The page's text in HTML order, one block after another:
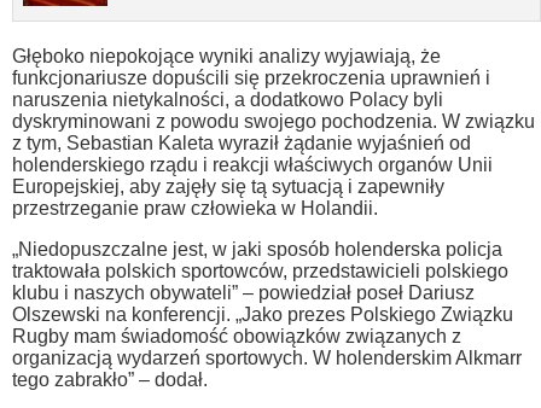
Głęboko niepokojące wyniki analizy wyjawiają, że
funkcjonariusze dopuścili się przekroczenia uprawnień i
naruszenia nietykalności, a dodatkowo Polacy byli
dyskryminowani z powodu swojego pochodzenia. W związku
z tym, Sebastian Kaleta wyraził żądanie wyjaśnień od
holenderskiego rządu i reakcji właściwych organów Unii
Europejskiej, aby zajęły się tą sytuacją i zapewniły
przestrzeganie praw człowieka w Holandii.
„Niedopuszczalne jest, w jaki sposób holenderska policja
traktowała polskich sportowców, przedstawicieli polskiego
klubu i naszych obywateli” – powiedział poseł Dariusz
Olszewski na konferencji. „Jako prezes Polskiego Związku
Rugby mam świadomość obowiązków związanych z
organizacją wydarzeń sportowych. W holenderskim Alkmarr
tego zabrakło” – dodał.